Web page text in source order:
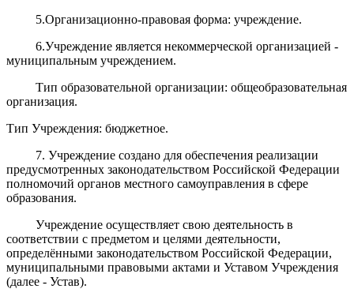
5.Организационно-правовая форма: учреждение.
6.Учреждение является некоммерческой организацией -
муниципальным учреждением.
Тип образовательной организации: общеобразовательная
организация.
Тип Учреждения: бюджетное.
7. Учреждение создано для обеспечения реализации
предусмотренных законодательством Российской Федерации
полномочий органов местного самоуправления в сфере
образования.
Учреждение осуществляет свою деятельность в
соответствии с предметом и целями деятельности,
определёнными законодательством Российской Федерации,
муниципальными правовыми актами и Уставом Учреждения
(далее - Устав).